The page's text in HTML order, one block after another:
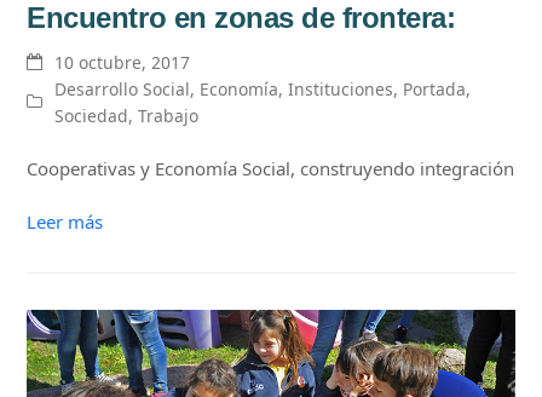
Encuentro en zonas de frontera:
10 octubre, 2017
Desarrollo Social, Economía,Instituciones, Portada,
Sociedad,Trabajo
Cooperativas y Economía Social, construyendo integración
Leer más